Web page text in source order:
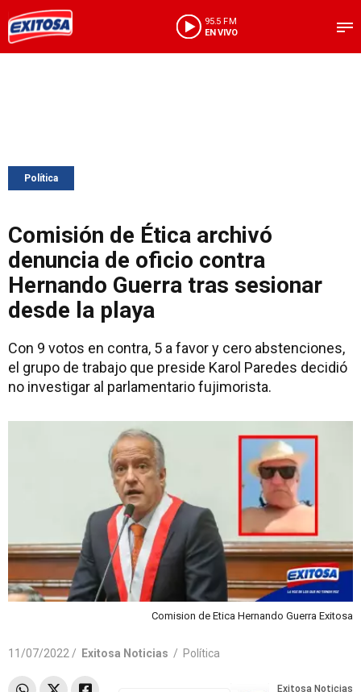
95.5 FM
EN VIVO
Política
Comisión de Ética archivó
denuncia de oficio contra
Hernando Guerra tras sesionar
desde la playa
Con 9 votos en contra, 5 a favor y cero abstenciones,
el grupo de trabajo que preside Karol Paredes decidió
no investigar al parlamentario fujimorista.
Comision de Etica Hernando Guerra Exitosa
11/07/2022 / Exitosa Noticias / Política